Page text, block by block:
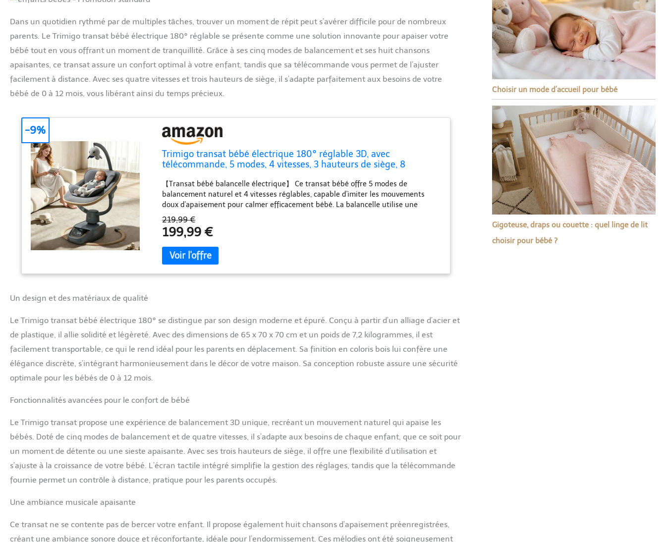
Dans un quotidien rythmé par de multiples tâches, trouver un moment de répit peut s’avérer difficile pour de nombreux
parents. Le Trimigo transat bébé électrique 180° réglable se présente comme une solution innovante pour apaiser votre
bébé tout en vous offrant un moment de tranquillité. Grâce à ses cinq modes de balancement et ses huit chansons
apaisantes, ce transat assure un confort optimal à votre enfant, tandis que sa télécommande vous permet de l’ajuster
facilement à distance. Avec ses quatre vitesses et trois hauteurs de siège, il s’adapte parfaitement aux besoins de votre
bébé de 0 à 12 mois, vous libérant ainsi du temps précieux.
Trimigo transat bébé électrique 180° réglable 3D, avec
télécommande, 5 modes, 4 vitesses, 3 hauteurs de siège, 8
【Transat bébé balancelle électrique】 Ce transat bébé offre 5 modes de
balancement naturel et 4 vitesses réglables, capable d'imiter les mouvements
doux d'apaisement pour calmer efficacement bébé. La balancelle utilise une
conception de trajectoire de balancement 3D : en U, en N, en M, en 8 et en O.
Équipé d'une technologie avancée de réduction du bruit, le processus de
balancement est presque silencieux, apaisant le nouveau-né par des mouvements
naturels. 【Assistant pratique pour les parents】 Le siège de la balancelle bébé
électrique 3D pivote à 180° (point central ±90°), vous permettant de garder un
œil sur la sécurité de votre bébé même pendant les moments occupés. Conçue
pour les parents occupés, elle est livrée avec une télécommande pour une
【Conception sécuritaire, bébé actif sans souci】 Notre transat bébé électrique
aéronautique et un harnais de sécurité à 5 points. 3 hauteurs de siège réglables
(18-25°) aident au développement sain de la colonne vertébrale de bébé ; la base
antidérapante assure une stabilité d'utilisation ; le tissu respirant offre un confort
optimal à bébé. 【Siège bébé balancelle électrique】 Conçu pour faciliter le
entretien hygiénique et pratique. Utilisable aussi bien à l'intérieur que comme
nouvelles mamans et les nouveau-nés. C’est également un cadeau idéal pour une
baby shower ou une célébration de naissance. 【Qualité certifiée, SAV fiable】
Certifié pour la sécurité, il est livré avec une garantie d'un an et un guide
utilisateur détaillé. Remarque : Veuillez toujours surveiller votre bébé pendant
l'utilisation de la Balancelle Bébé et respecter la limite de poids (environ 9 kg).
219,99 €
199,99 €
-9%
Un design et des matériaux de qualité
Le Trimigo transat bébé électrique 180° se distingue par son design moderne et épuré. Conçu à partir d’un alliage d’acier et
de plastique, il allie solidité et légèreté. Avec des dimensions de 65 x 70 x 70 cm et un poids de 7,2 kilogrammes, il est
facilement transportable, ce qui le rend idéal pour les parents en déplacement. Sa finition en coloris bois lui confère une
élégance discrète, s’intégrant harmonieusement dans le décor de votre maison. Sa conception robuste assure une sécurité
optimale pour les bébés de 0 à 12 mois.
Fonctionnalités avancées pour le confort de bébé
Le Trimigo transat propose une expérience de balancement 3D unique, recréant un mouvement naturel qui apaise les
bébés. Doté de cinq modes de balancement et de quatre vitesses, il s’adapte aux besoins de chaque enfant, que ce soit pour
un moment de détente ou une sieste apaisante. Avec ses trois hauteurs de siège, il offre une flexibilité d’utilisation et
s’ajuste à la croissance de votre bébé. L’écran tactile intégré simplifie la gestion des réglages, tandis que la télécommande
fournie permet un contrôle à distance, pratique pour les parents occupés.
Une ambiance musicale apaisante
Ce transat ne se contente pas de bercer votre enfant. Il propose également huit chansons d’apaisement préenregistrées,
créant une ambiance sonore douce et réconfortante, idéale pour l’endormissement. Ces mélodies ont été soigneusement
Choisir un mode d’accueil pour bébé
Gigoteuse, draps ou couette : quel linge de lit
choisir pour bébé ?